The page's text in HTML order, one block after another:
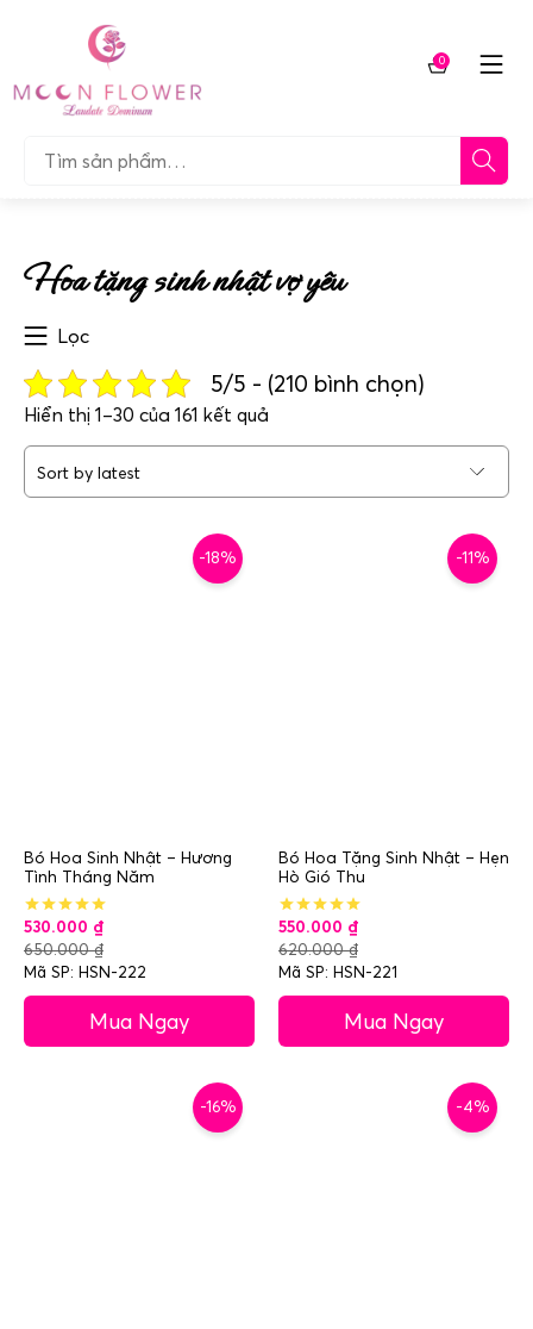
dung
Tìm…
0
Giỏ
Hoa tặng sinh nhật vợ yêu
Lọc
5/5 - (210 bình chọn)
Hiển thị 1–30 của 161 kết quả
by
-18%
Bó Hoa Sinh Nhật – Hương
Tình Tháng Năm
530.000 ₫
650.000₫
Mã SP: HSN-222
Mua Ngay
-11%
Bó Hoa Tặng Sinh Nhật – Hẹn
Hò Gió Thu
550.000 ₫
620.000₫
Mã SP: HSN-221
Mua Ngay
-16% -4%